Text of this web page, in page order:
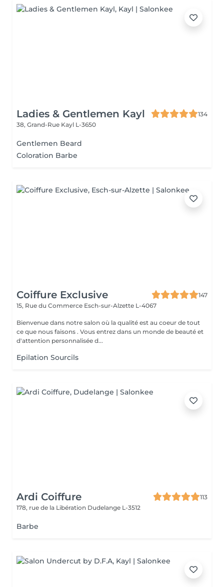
Ladies & Gentlemen Kayl
134
38, Grand-Rue Kayl L-3650
Gentlemen Beard
Coloration Barbe
Coiffure Exclusive
147
15, Rue du Commerce Esch-sur-Alzette L-4067
Bienvenue dans notre salon où la qualité est au coeur de tout
ce que nous faisons . Vous entrez dans un monde de beauté et
d'attention personnalisée d...
Epilation Sourcils
Ardi Coiffure
113
178, rue de la Libération Dudelange L-3512
Barbe